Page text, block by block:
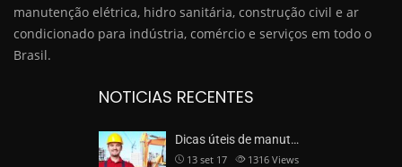
manutenção elétrica, hidro sanitária, construção civil e ar
condicionado para indústria, comércio e serviços em todo o
Brasil.
NOTICIAS RECENTES
Dicas úteis de manut…
13 set 17 1316 Views